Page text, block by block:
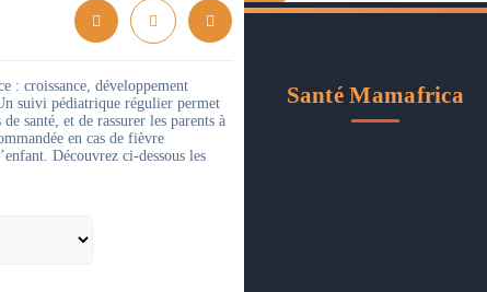
: croissance, développement
suivi pédiatrique régulier permet
santé, et de rassurer les parents à
en cas de fièvre
Découvrez ci-dessous les
Santé Mamafrica